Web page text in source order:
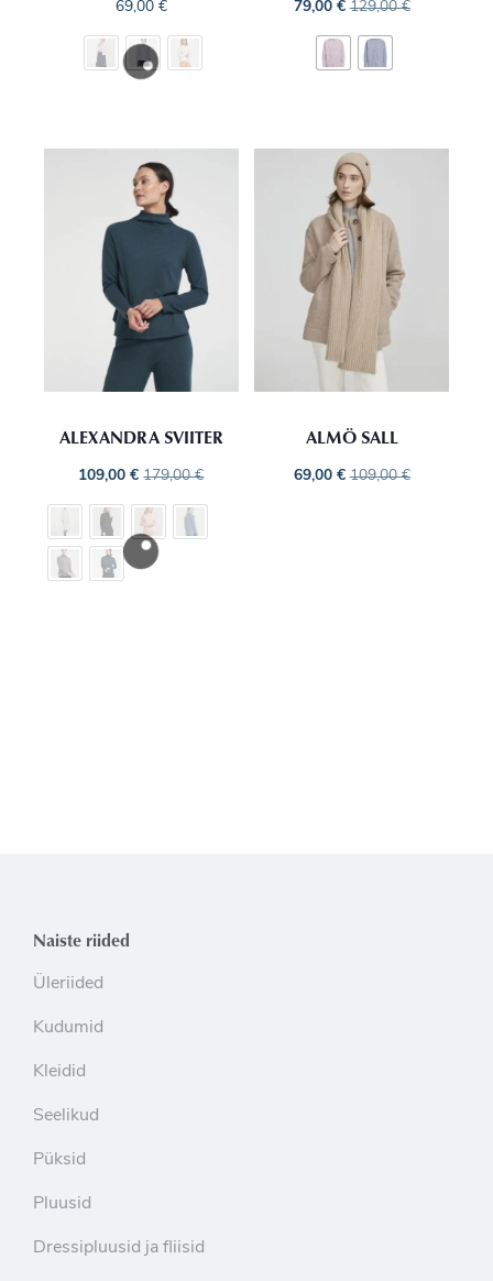
69,00 € 79,00 € 129,00€
ALEXANDRA SVIITER
109,00€ 179,00€
ALMÖ SALL
69,00 € 109,00€
Naiste riided
Üleriided
Kudumid
Kleidid
Seelikud
Püksid
Pluusid
Dressipluusid ja fliisid